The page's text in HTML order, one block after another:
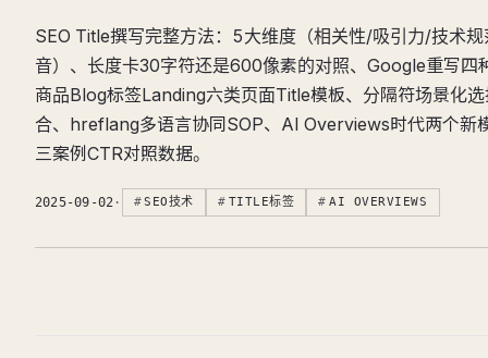
SEO Title撰写完整方法：5大维度（相关性/吸引力/技术
音）、长度卡30字符还是600像素的对照、Google重写四
商品Blog标签Landing六类页面Title模板、分隔符场景化
合、hreflang多语言协同SOP、AI Overviews时代两个新
三案例CTR对照数据。
2025-09-02 · SEO技术 TITLE标签 AI OVERVIEWS